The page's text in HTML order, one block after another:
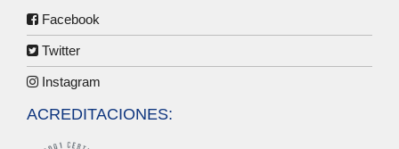
Facebook
Twitter
Instagram
ACREDITACIONES: